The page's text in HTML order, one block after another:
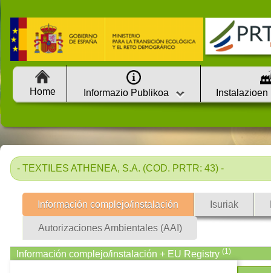
Home Informazio Publikoa
- TEXTILES ATHENEA, S.A. (COD. PRTR: 43) -
Información complejo/instalación Isuriak
Autorizaciones Ambientales (AAI)
Información complejo/instalación + EU Registry (1)